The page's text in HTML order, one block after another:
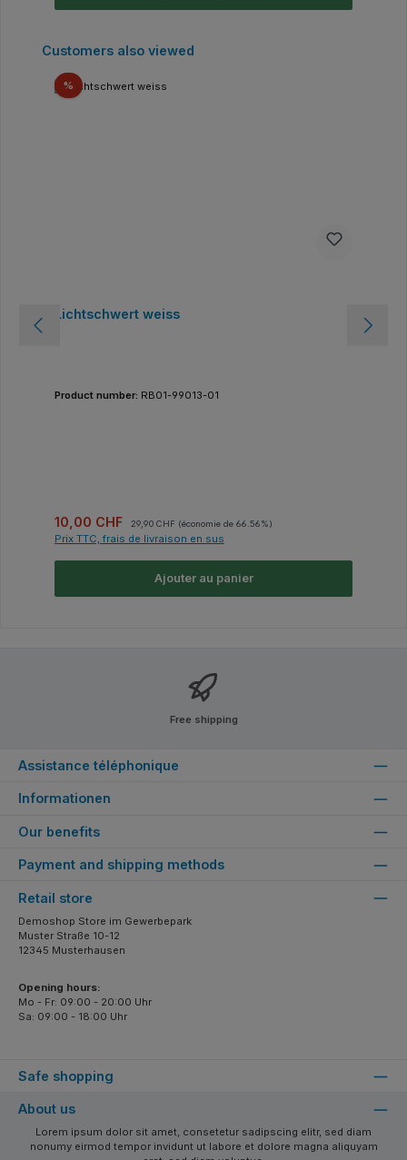
Ignorer la galerie de produits
Customers also viewed
%Réduction
Lichtschwert weiss
Product number: RB01-99013-01
Prix de vente :
10,00 CHF 29,90 CHF (économie de 66.56%)
Prix TTC, frais de livraison en sus
Ajouter au panier
Free shipping
Assistance téléphonique
Informationen
Our benefits
Payment and shipping methods
Safe shopping
Retail store
Demoshop Store im Gewerbepark
Muster Straße 10-12
12345 Musterhausen
Opening hours:
Mo - Fr: 09:00 - 20:00 Uhr
Sa: 09:00 - 18:00 Uhr
About us
Lorem ipsum dolor sit amet, consetetur sadipscing elitr, sed diam
nonumy eirmod tempor invidunt ut labore et dolore magna aliquyam